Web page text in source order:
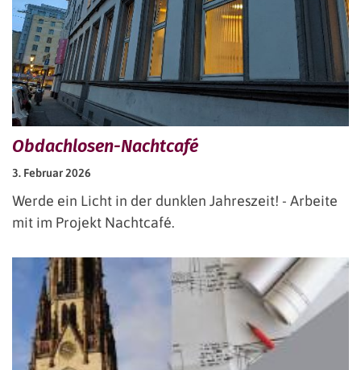
Obdachlosen-Nachtcafé
3. Februar 2026
Werde ein Licht in der dunklen Jahreszeit! - Arbeite
mit im Projekt Nachtcafé.